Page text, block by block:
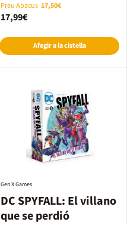
Preu Abacus 17,50€
17,99€
Afegir a la cistella
DC SPYFALL: El villano
que se perdió
Gen X Games